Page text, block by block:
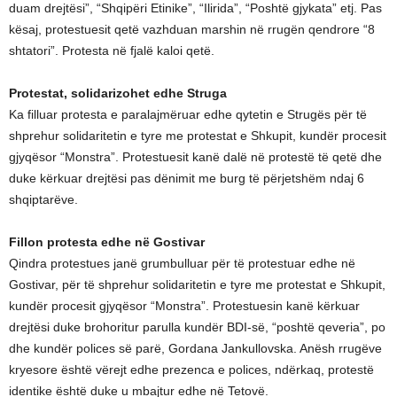
duam drejtësi”, “Shqipëri Etinike”, “Ilirida”, “Poshtë gjykata” etj. Pas
kësaj, protestuesit qetë vazhduan marshin në rrugën qendrore “8
shtatori”. Protesta në fjalë kaloi qetë.
Protestat, solidarizohet edhe Struga
Ka filluar protesta e paralajmëruar edhe qytetin e Strugës për të
shprehur solidaritetin e tyre me protestat e Shkupit, kundër procesit
gjyqësor “Monstra”. Protestuesit kanë dalë në protestë të qetë dhe
duke kërkuar drejtësi pas dënimit me burg të përjetshëm ndaj 6
shqiptarëve.
Fillon protesta edhe në Gostivar
Qindra protestues janë grumbulluar për të protestuar edhe në
Gostivar, për të shprehur solidaritetin e tyre me protestat e Shkupit,
kundër procesit gjyqësor “Monstra”. Protestuesin kanë kërkuar
drejtësi duke brohoritur parulla kundër BDI-së, “poshtë qeveria”, po
dhe kundër polices së parë, Gordana Jankullovska. Anësh rrugëve
kryesore është vërejt edhe prezenca e polices, ndërkaq, protestë
identike është duke u mbajtur edhe në Tetovë.